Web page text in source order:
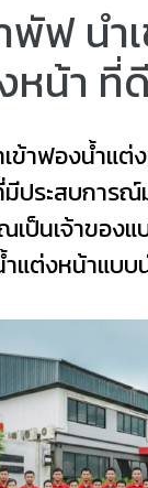
พัฟ นำ
หน้า ที่
ข้าฟองน้ำแต่
มีประสบการ
เป็นเจ้าของ
แต่งหน้าแบบ